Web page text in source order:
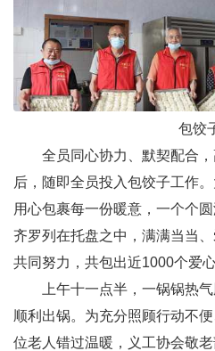
包饺
全员同心协力、默契配合，
后，随即全员投入包饺子工作
用心包裹每一份暖意，一个个
齐罗列在托盘之中，满满当当
共同努力，共包出近1000个爱心
上午十一点半，一锅锅热气
顺利出锅。为充分照顾行动不
位老人错过温暖，义工协会敬